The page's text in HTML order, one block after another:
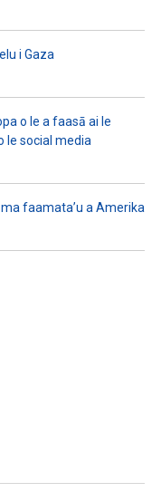
i Gaza
o le a faasā ai le
le social media
faamata’u a Amerika